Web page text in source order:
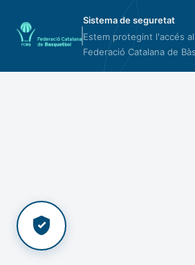
Sistema de seguretat
Estem protegint l'accés
Federació Catalana de